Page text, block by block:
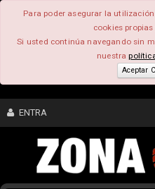
Para poder asegurar la
cookies propias
Si usted continúa navegando sin
nuestra
Aceptar
ENTRA
CONTENIDO